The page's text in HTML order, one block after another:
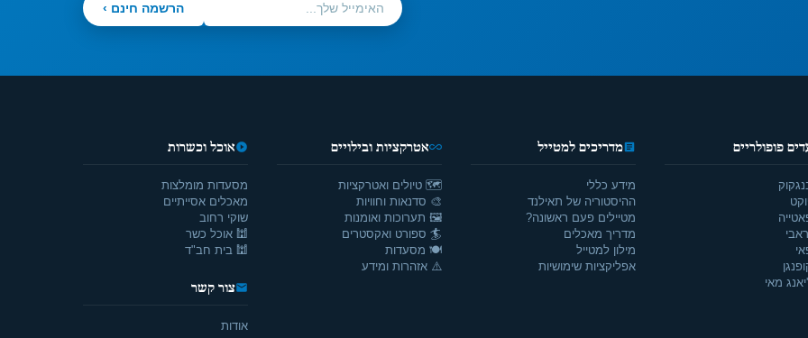
הרשמה חינם ›
פופולריים
מאי
מדריכים למטייל
מידע כללי
ההיסטוריה של תאילנד
מטיילים פעם ראשונה?
מדריך מאכלים
מילון למטייל
אפליקציות שימושיות
אטרקציות ובילויים
🗺️ טיולים ואטרקציות
🎨 סדנאות וחוויות
🖼️ תערוכות ואומנות
🏄 ספורט ואקסטרים
🍽️ מסעדות
⚠️ אזהרות ומידע
אוכל וכשרות
מסעדות מומלצות
מאכלים אסייתיים
שוקי רחוב
🕍 אוכל כשר
🕍 בית חב"ד
צור קשר
אודות